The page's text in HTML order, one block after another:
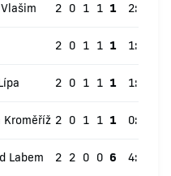
2 0 1 1 1 2:3
2 0 1 1 1 1:2
2 0 1 1 1 1:3
Kroměříž 2 0 1 1 1 0:2
Labem 2 2 0 0 6 4:1